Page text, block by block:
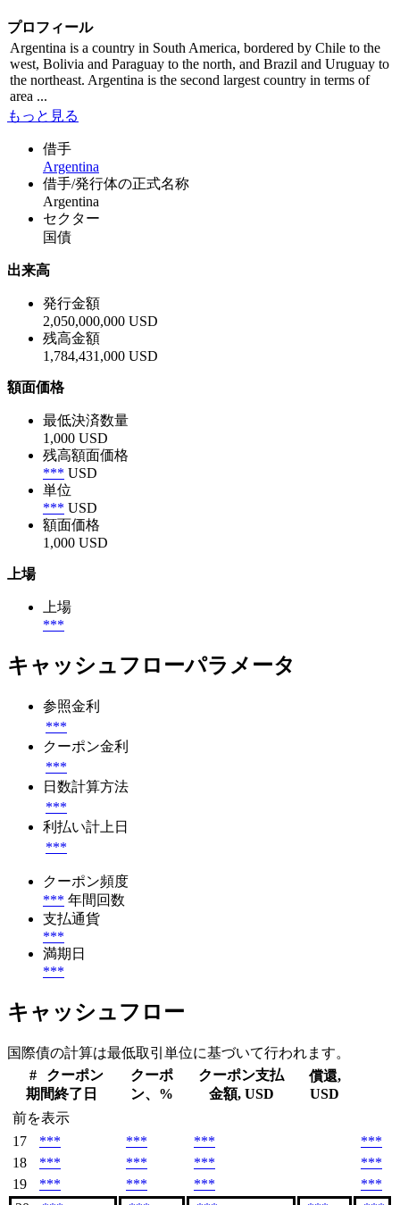
プロフィール
Argentina is a country in South America, bordered by Chile to the
west, Bolivia and Paraguay to the north, and Brazil and Uruguay to
the northeast. Argentina is the second largest country in terms of
area ...
もっと見る
借手
Argentina
借手/発行体の正式名称
Argentina
セクター
国債
出来高
発行金額
2,050,000,000 USD
残高金額
1,784,431,000 USD
額面価格
最低決済数量
1,000 USD
残高額面価格
*** USD
単位
*** USD
額面価格
1,000 USD
上場
上場
***
キャッシュフローパラメータ
参照金利
***
クーポン金利
***
日数計算方法
***
利払い計上日
***
クーポン頻度
*** 年間回数
支払通貨
***
満期日
***
キャッシュフロー
国際債の計算は最低取引単位に基づいて行われます。
#
クーポン
期間終了日
クーポ
ン、%
クーポン支払
金額, USD
償還,
USD
前を表示
17
*** *** ***
***
18
*** *** ***
***
19
*** *** ***
***